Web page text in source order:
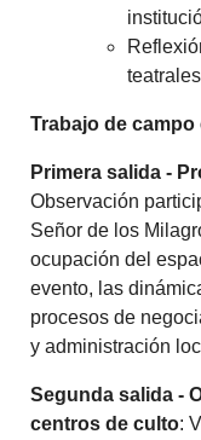
Trabajo de
Primera salida -
Observación
Señor de los
ocupación del
evento, las
procesos de
y administración
Segunda salida -
centros de culto: